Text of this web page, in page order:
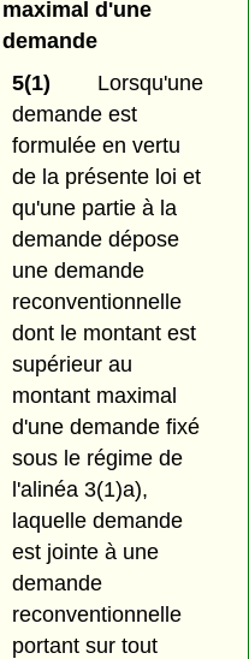
maximal d'une
demande
5(1)
Lorsqu'une
demande est
formulée en vertu
de la présente loi et
qu'une partie à la
demande dépose
une demande
reconventionnelle
dont le montant est
supérieur au
montant maximal
d'une demande fixé
sous le régime de
l'alinéa 3(1)a),
laquelle demande
est jointe à une
demande
reconventionnelle
portant sur tout